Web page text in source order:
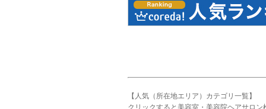
【人気（所在地エリア）カテゴリ一覧】
クリックすると美容室・美容院ヘアサロ